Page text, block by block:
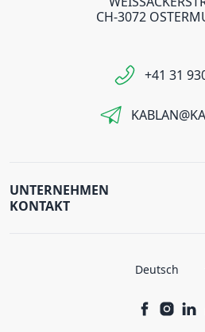
CH-3072
+41 31
UNTERNEHMEN
KONTAKT